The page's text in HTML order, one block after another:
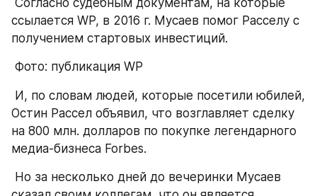
ссылается WP, в 2016 г. Мусаев помог Расселу с
получением стартовых инвестиций.
Фото: публикация WP
Остин Рассел объявил, что возглавляет сделку
на 800 млн. долларов по покупке легендарного
медиа-бизнеса Forbes.